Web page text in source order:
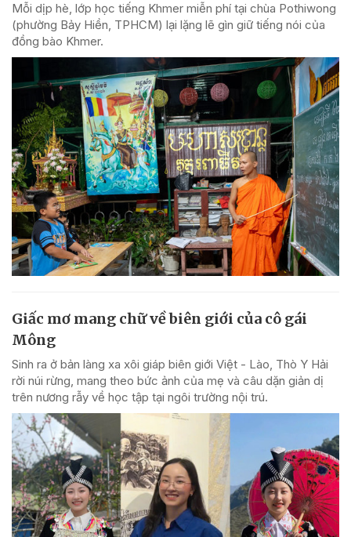
Mỗi dịp hè, lớp học tiếng Khmer miễn phí tại chùa Pothiwong
(phường Bảy Hiền, TPHCM) lại lặng lẽ gìn giữ tiếng nói của
đồng bào Khmer.
Giấc mơ mang chữ về biên giới của cô gái
Mông
Sinh ra ở bản làng xa xôi giáp biên giới Việt - Lào, Thò Y Hải
rời núi rừng, mang theo bức ảnh của mẹ và câu dặn giản dị
trên nương rẫy về học tập tại ngôi trường nội trú.